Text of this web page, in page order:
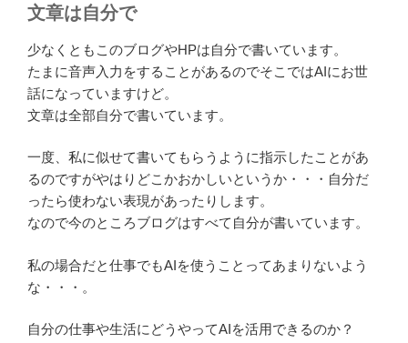
文章は自分で
少なくともこのブログやHPは自分で書いています。
たまに音声入力をすることがあるのでそこではAIにお世
話になっていますけど。
文章は全部自分で書いています。
一度、私に似せて書いてもらうように指示したことがあ
るのですがやはりどこかおかしいというか・・・自分だ
ったら使わない表現があったりします。
なので今のところブログはすべて自分が書いています。
私の場合だと仕事でもAIを使うことってあまりないよう
な・・・。
自分の仕事や生活にどうやってAIを活用できるのか？